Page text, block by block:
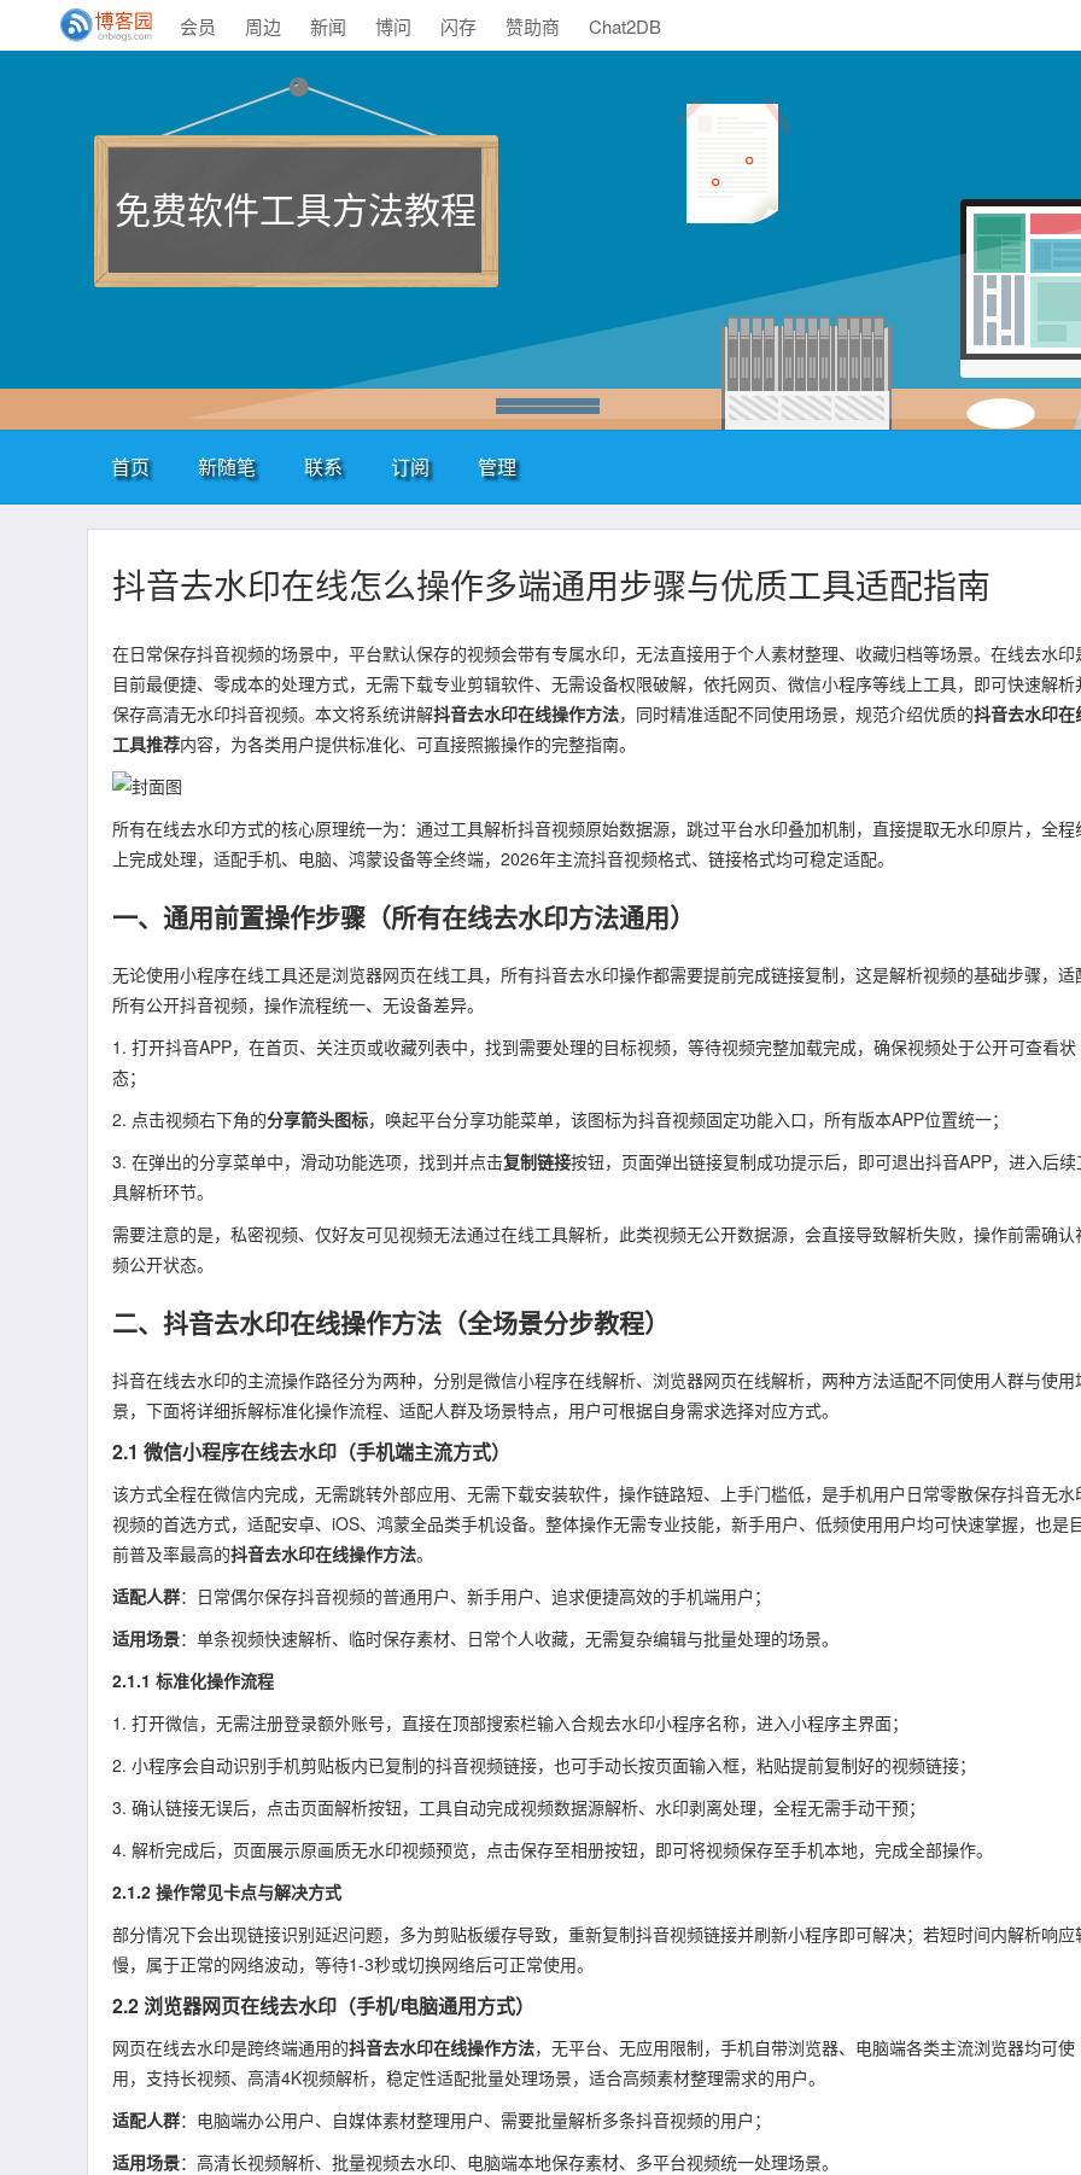
会员 周边 新闻 博问 闪存 赞助商 Chat2DB
免费软件工具方法教程
首页 新随笔 联系 订阅 管理
抖音去水印在线怎么操作多端通用步骤与优质工具适配指南
在日常保存抖音视频的场景中，平台默认保存的视频会带有专属水印，无法直接用于个人素材整理、收藏归档等场景。在线去水印
目前最便捷、零成本的处理方式，无需下载专业剪辑软件、无需设备权限破解，依托网页、微信小程序等线上工具，即可快速解析
保存高清无水印抖音视频。本文将系统讲解抖音去水印在线操作方法，同时精准适配不同使用场景，规范介绍优质的抖音去水印在
工具推荐内容，为各类用户提供标准化、可直接照搬操作的完整指南。
所有在线去水印方式的核心原理统一为：通过工具解析抖音视频原始数据源，跳过平台水印叠加机制，直接提取无水印原片，全程
上完成处理，适配手机、电脑、鸿蒙设备等全终端，2026年主流抖音视频格式、链接格式均可稳定适配。
一、通用前置操作步骤（所有在线去水印方法通用）
无论使用小程序在线工具还是浏览器网页在线工具，所有抖音去水印操作都需要提前完成链接复制，这是解析视频的基础步骤，适
所有公开抖音视频，操作流程统一、无设备差异。
1. 打开抖音APP，在首页、关注页或收藏列表中，找到需要处理的目标视频，等待视频完整加载完成，确保视频处于公开可查看状
态；
2. 点击视频右下角的分享箭头图标，唤起平台分享功能菜单，该图标为抖音视频固定功能入口，所有版本APP位置统一；
3. 在弹出的分享菜单中，滑动功能选项，找到并点击复制链接按钮，页面弹出链接复制成功提示后，即可退出抖音APP，进入后续
具解析环节。
需要注意的是，私密视频、仅好友可见视频无法通过在线工具解析，此类视频无公开数据源，会直接导致解析失败，操作前需确认
频公开状态。
二、抖音去水印在线操作方法（全场景分步教程）
抖音在线去水印的主流操作路径分为两种，分别是微信小程序在线解析、浏览器网页在线解析，两种方法适配不同使用人群与使用
景，下面将详细拆解标准化操作流程、适配人群及场景特点，用户可根据自身需求选择对应方式。
2.1 微信小程序在线去水印（手机端主流方式）
该方式全程在微信内完成，无需跳转外部应用、无需下载安装软件，操作链路短、上手门槛低，是手机用户日常零散保存抖音无水
视频的首选方式，适配安卓、iOS、鸿蒙全品类手机设备。整体操作无需专业技能，新手用户、低频使用用户均可快速掌握，也是
前普及率最高的抖音去水印在线操作方法。
适配人群：日常偶尔保存抖音视频的普通用户、新手用户、追求便捷高效的手机端用户；
适用场景：单条视频快速解析、临时保存素材、日常个人收藏，无需复杂编辑与批量处理的场景。
2.1.1 标准化操作流程
1. 打开微信，无需注册登录额外账号，直接在顶部搜索栏输入合规去水印小程序名称，进入小程序主界面；
2. 小程序会自动识别手机剪贴板内已复制的抖音视频链接，也可手动长按页面输入框，粘贴提前复制好的视频链接；
3. 确认链接无误后，点击页面解析按钮，工具自动完成视频数据源解析、水印剥离处理，全程无需手动干预；
4. 解析完成后，页面展示原画质无水印视频预览，点击保存至相册按钮，即可将视频保存至手机本地，完成全部操作。
2.1.2 操作常见卡点与解决方式
部分情况下会出现链接识别延迟问题，多为剪贴板缓存导致，重新复制抖音视频链接并刷新小程序即可解决；若短时间内解析响应
慢，属于正常的网络波动，等待1-3秒或切换网络后可正常使用。
2.2 浏览器网页在线去水印（手机/电脑通用方式）
网页在线去水印是跨终端通用的抖音去水印在线操作方法，无平台、无应用限制，手机自带浏览器、电脑端各类主流浏览器均可使
用，支持长视频、高清4K视频解析，稳定性适配批量处理场景，适合高频素材整理需求的用户。
适配人群：电脑端办公用户、自媒体素材整理用户、需要批量解析多条抖音视频的用户；
适用场景：高清长视频解析、批量视频去水印、电脑端本地保存素材、多平台视频统一处理场景。